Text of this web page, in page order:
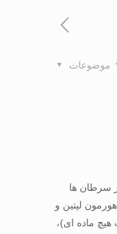
موضوعات
سرطان ها
لپتين و
به ۵ گروه مساوی : کنترل (بدون دريافت هيچ ماده ای)،